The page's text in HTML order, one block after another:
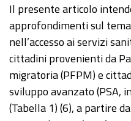
Il presente articolo
approfondimenti sul
nell’accesso ai servizi
cittadini provenienti da
migratoria (PFPM) e
sviluppo avanzato (PSA,
(Tabella 1) (6), a partire